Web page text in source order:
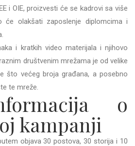
i OIE, proizvesti će se kadrovi sa više
će olakšati zaposlenje diplomcima i
i kratkih video materijala i njihovo
društvenim mrežama je od velike
što većeg broja građana, a posebno
te mreže.
o
kampanji
objava 30 postova, 30 storija i 10